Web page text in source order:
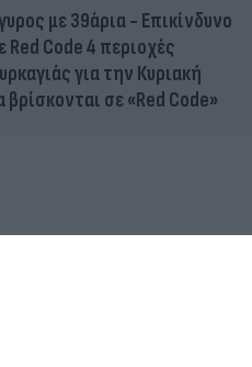
με 39άρια - Επικίνδυνο
Red Code 4 περιοχές
για την Κυριακή
σε «Red Code»